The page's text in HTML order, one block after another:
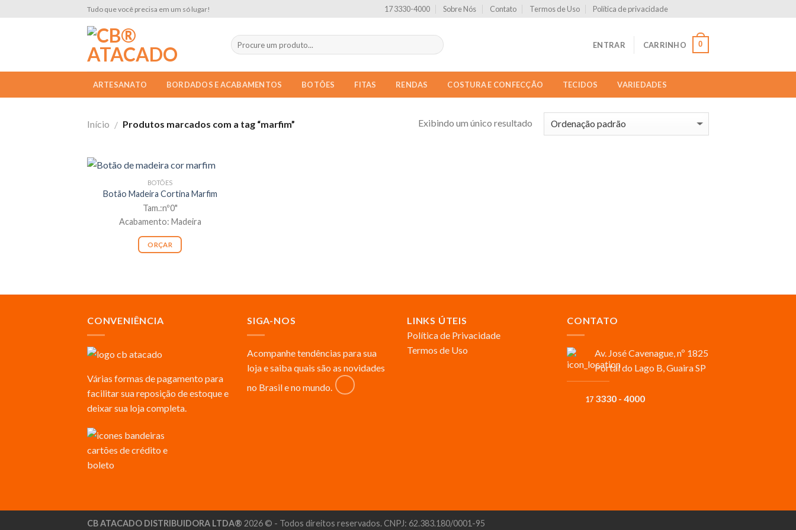
Tudo que você precisa em um só lugar! 17 3330-4000 Sobre Nós Contato Termos de Uso Política de privacidade
ENTRAR CARRINHO 0
ARTESANATO BORDADOS E ACABAMENTOS BOTÕES FITAS RENDAS COSTURA E CONFECÇÃO TECIDOS VARIEDADES
Início / Produtos marcados com a tag “marfim” Exibindo um único resultado
BOTÕES
Botão Madeira Cortina Marfim
Tam.:nº0"
Acabamento: Madeira
ORÇAR
CONVENIÊNCIA
Várias formas de pagamento para
facilitar sua reposição de estoque e
deixar sua loja completa.
SIGA-NOS
Acompanhe tendências para sua
loja e saiba quais são as novidades
no Brasil e no mundo.
LINKS ÚTEIS
Política de Privacidade
Termos de Uso
CONTATO
Av. José Cavenague, nº 1825
Portal do Lago B, Guaira SP
17 3330 - 4000
CB ATACADO DISTRIBUIDORA LTDA® 2026 © - Todos direitos reservados. CNPJ: 62.383.180/0001-95